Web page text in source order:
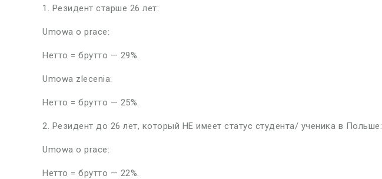
1. Резидент старше 26 лет:
Umowa o prace:
Нетто = брутто — 29%.
Umowa zlecenia:
Нетто = брутто — 25%.
2. Резидент до 26 лет, который НЕ имеет статус студента/ ученика в Польше:
Umowa o prace:
Нетто = брутто — 22%.